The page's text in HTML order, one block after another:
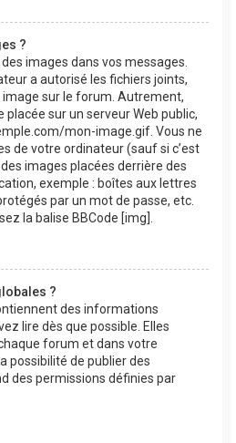
?
images dans vos messages.
a autorisé les fichiers joints,
sur le forum. Autrement,
sur un serveur Web public,
mon-image.gif. Vous ne
de votre ordinateur (sauf si c’est
images placées derrière des
exemple : boîtes aux lettres
par un mot de passe, etc.
la balise BBCode [img].
?
des informations
lire dès que possible. Elles
forum et dans votre
possibilité de publier des
des permissions définies par